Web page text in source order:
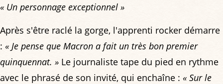
« Un personnage exceptionnel »
Après s'être raclé la gorge, l'apprenti rocker démarre
: « Je pense que Macron a fait un très bon premier
quinquennat. » Le journaliste tape du pied en rythme
avec le phrasé de son invité, qui enchaîne : « Sur le